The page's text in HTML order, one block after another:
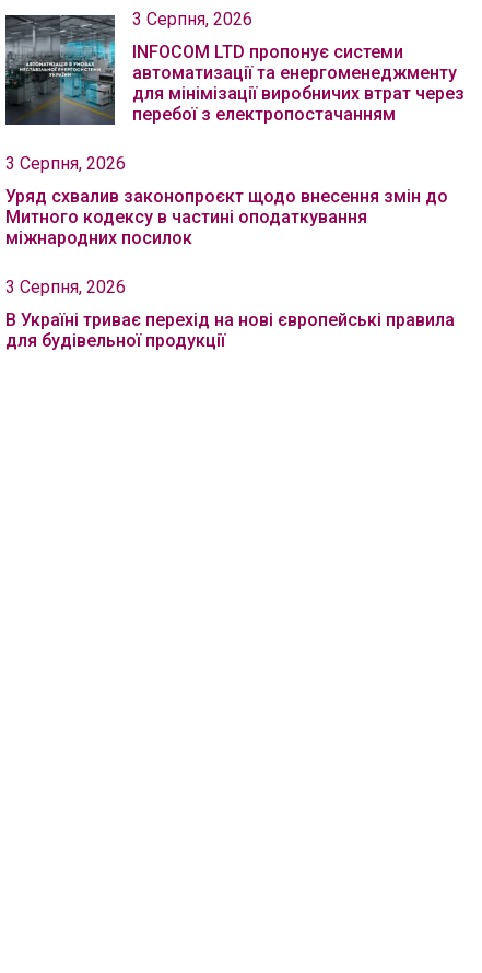
3 Серпня, 2026
INFOCOM LTD пропонує системи
автоматизації та енергоменеджменту
для мінімізації виробничих втрат через
перебої з електропостачанням
3 Серпня, 2026
Уряд схвалив законопроєкт щодо внесення змін до
Митного кодексу в частині оподаткування
міжнародних посилок
3 Серпня, 2026
В Україні триває перехід на нові європейські правила
для будівельної продукції